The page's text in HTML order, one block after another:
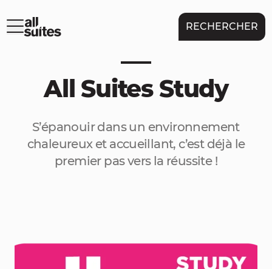
RECHERCHER
All Suites Study
S’épanouir dans un environnement
chaleureux et accueillant, c’est déjà le
premier pas vers la réussite !